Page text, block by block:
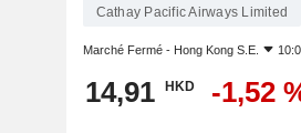
Cathay Pacific Airways Limited
Marché Fermé - Hong Kong S.E.
14,91 HKD -1,52